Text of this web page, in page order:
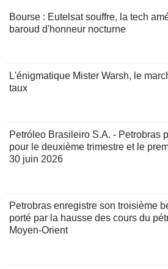
Bourse : Eutelsat souffre, la tech
baroud d'honneur nocturne
L'énigmatique Mister Warsh, le
taux
Petróleo Brasileiro S.A. - Petrobras
pour le deuxième trimestre et le
30 juin 2026
Petrobras enregistre son troisième
porté par la hausse des cours du
Moyen-Orient